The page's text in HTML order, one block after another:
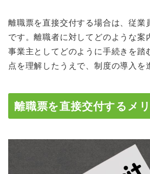
離職票を直接交付する場合は、従業
です。離職者に対してどのような案
事業主としてどのように手続きを踏
点を理解したうえで、制度の導入を
離職票を直接交付するメ